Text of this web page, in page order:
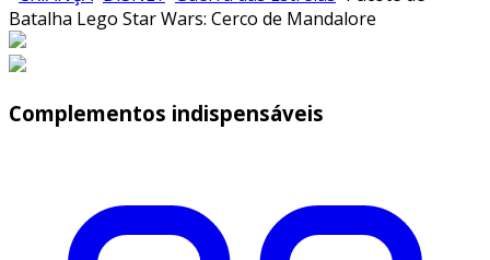
Batalha Lego Star Wars: Cerco de Mandalore
Complementos indispensáveis